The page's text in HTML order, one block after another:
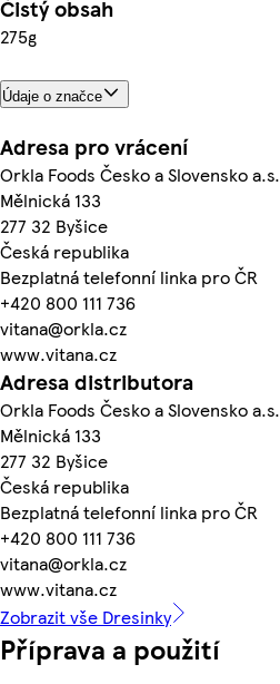
Čistý obsah
275g
Údaje o značce
Adresa pro vrácení
Orkla Foods Česko a Slovensko a.s.
Mělnická 133
277 32 Byšice
Česká republika
Bezplatná telefonní linka pro ČR
+420 800 111 736
vitana@orkla.cz
www.vitana.cz
Adresa distributora
Orkla Foods Česko a Slovensko a.s.
Mělnická 133
277 32 Byšice
Česká republika
Bezplatná telefonní linka pro ČR
+420 800 111 736
vitana@orkla.cz
www.vitana.cz
Zobrazit vše Dresinky
Příprava a použití